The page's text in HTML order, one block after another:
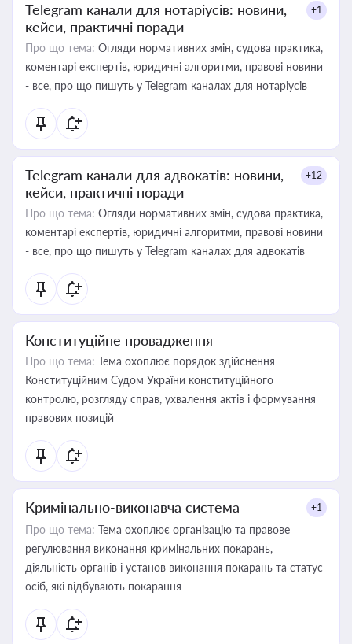
Telegram канали для нотаріусів: новини,
кейси, практичні поради
+1
Про що тема: Огляди нормативних змін, судова практика,
коментарі експертів, юридичні алгоритми, правові новини
- все, про що пишуть у Telegram каналах для нотаріусів
Telegram канали для адвокатів: новини,
кейси, практичні поради
+12
Про що тема: Огляди нормативних змін, судова практика,
коментарі експертів, юридичні алгоритми, правові новини
- все, про що пишуть у Telegram каналах для адвокатів
Конституційне провадження
Про що тема: Тема охоплює порядок здійснення
Конституційним Судом України конституційного
контролю, розгляду справ, ухвалення актів і формування
правових позицій
Кримінально-виконавча система +1
Про що тема: Тема охоплює організацію та правове
регулювання виконання кримінальних покарань,
діяльність органів і установ виконання покарань та статус
осіб, які відбувають покарання